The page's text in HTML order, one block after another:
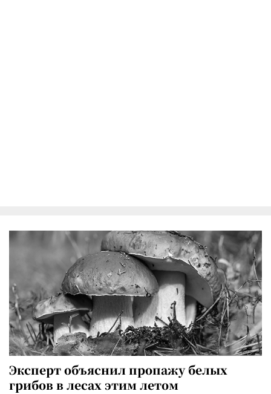
Эксперт объяснил пропажу белых
грибов в лесах этим летом